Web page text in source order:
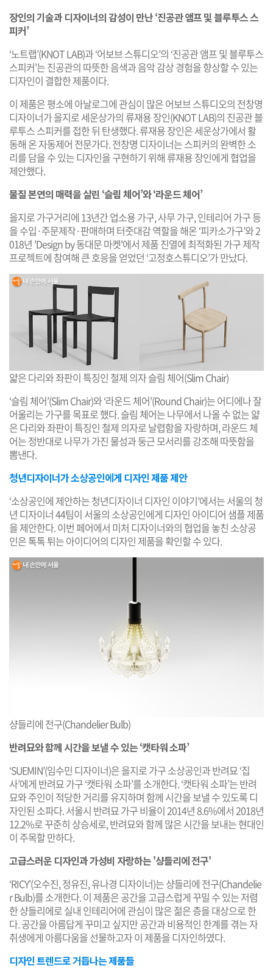
장인의 기술과 디자이너의 감성이 만난 ‘진공관 앰프 및 블루투스 스
피커’
‘노트랩’(KNOT LAB)과 ‘어보브 스튜디오’의 ‘진공관 앰프 및 블루투스
스피커’는 진공관의 따뜻한 음색과 음악 감상 경험을 향상할 수 있는
디자인이 결합한 제품이다.
이 제품은 평소에 아날로그에 관심이 많은 어보브 스튜디오의 전창명
디자이너가 을지로 세운상가의 류재용 장인(KNOT LAB)의 진공관 블
루투스 스피커를 접한 뒤 탄생했다. 류재용 장인은 세운상가에서 활
동해 온 자동제어 전문가다. 전창명 디자이너는 스피커의 완벽한 소
리를 담을 수 있는 디자인을 구현하기 위해 류재용 장인에게 협업을
제안했다.
물질 본연의 매력을 살린 ‘슬림 체어’와 ‘라운드 체어’
을지로 가구거리에 13년간 업소용 가구, 사무 가구, 인테리어 가구 등
을 수입·주문제작·판매하며 터줏대감 역할을 해온 ‘피카소가구’와 2
018년 'Design by 동대문 마켓'에서 제품 진열에 최적화된 가구 제작
프로젝트에 참여해 큰 호응을 얻었던 ‘고정호스튜디오’가 만났다.
얇은 다리와 좌판이 특징인 철제 의자 슬림 체어(Slim Chair)
‘슬림 체어’(Slim Chair)와 ‘라운드 체어’(Round Chair)는 어디에나 잘
어울리는 가구를 목표로 했다. 슬림 체어는 나무에서 나올 수 없는 얇
은 다리와 좌판이 특징인 철제 의자로 날렵함을 자랑하며, 라운드 체
어는 정반대로 나무가 가진 물성과 둥근 모서리를 강조해 따뜻함을
뽐낸다.
청년디자이너가 소상공인에게 디자인 제품 제안
‘소상공인에 제안하는 청년디자이너 디자인 이야기’에서는 서울의 청
년 디자이너 44팀이 서울의 소상공인에게 디자인 아이디어 샘플 제품
을 제안한다. 이번 페어에서 미처 디자이너와의 협업을 놓친 소상공
인은 톡톡 튀는 아이디어의 디자인 제품을 확인할 수 있다.
샹들리에 전구(Chandelier Bulb)
반려묘와 함께 시간을 보낼 수 있는 ‘캣타워 소파’
‘SUEMIN’(임수민 디자이너)은 을지로 가구 소상공인과 반려묘 ‘집
사’에게 반려묘 가구 ‘캣타워 소파’를 소개한다. ‘캣타워 소파’는 반려
묘와 주인이 적당한 거리를 유지하며 함께 시간을 보낼 수 있도록 디
자인된 소파다. 서울시 반려묘 가구 비율이 2014년 8.6%에서 2018년
12.2%로 꾸준히 상승세로, 반려묘와 함께 많은 시간을 보내는 현대인
이 주목할 만하다.
고급스러운 디자인과 가성비 자랑하는 '샹들리에 전구'
‘RICY’(오수진, 정유진, 유나경 디자이너)는 샹들리에 전구(Chandelie
r Bulb)를 소개한다. 이 제품은 공간을 고급스럽게 꾸밀 수 있는 저렴
한 샹들리에로 실내 인테리어에 관심이 많은 젊은 층을 대상으로 한
다. 공간을 아름답게 꾸미고 싶지만 공간과 비용적인 한계를 겪는 자
취생에게 아름다움을 선물하고자 이 제품을 디자인하였다.
디자인 트렌드로 거듭나는 제품들